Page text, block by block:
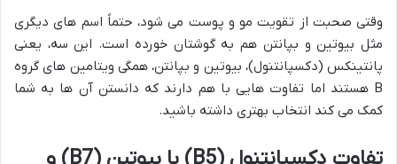
وقتی صحبت از تقویت مو و پوست می شود، حتماً اسم های دیگری
مثل بیوتین و بپانتن هم به گوشتان خورده است. این سه، یعنی
پانتینکس (دکسپانتنول)، بیوتین و بپانتن، همگی ویتامین های گروه
B هستند اما تفاوت هایی با هم دارند که دانستن آن ها به شما
کمک می کند انتخاب بهتری داشته باشید.
تفاوت دکسپانتنول (B5) با بیوتین (B7) و